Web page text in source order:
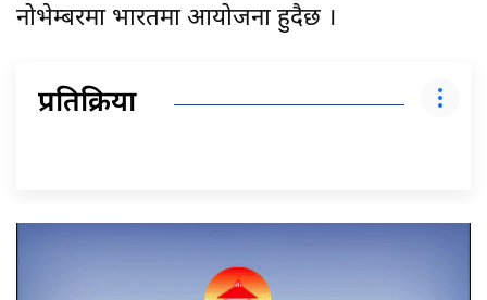
नोभेम्बरमा भारतमा आयोजना हुदैछ ।
प्रतिक्रिया